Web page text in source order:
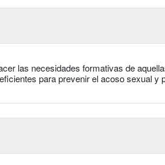
las necesidades formativas de
para prevenir el acoso sexual y